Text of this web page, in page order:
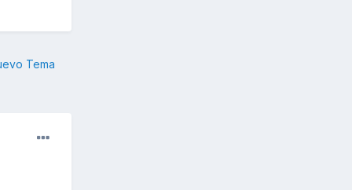
Tema